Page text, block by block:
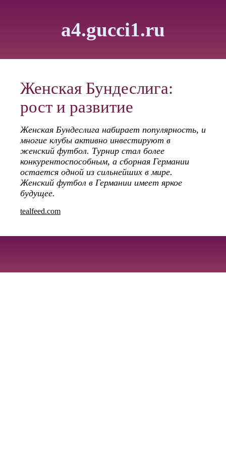
a4.gucci1.ru
Женская Бундеслига:
рост и развитие
Женская Бундеслига набирает популярность, и
многие клубы активно инвестируют в
женский футбол. Турнир стал более
конкурентоспособным, а сборная Германии
остается одной из сильнейших в мире.
Женский футбол в Германии имеет яркое
будущее.
tealfeed.com